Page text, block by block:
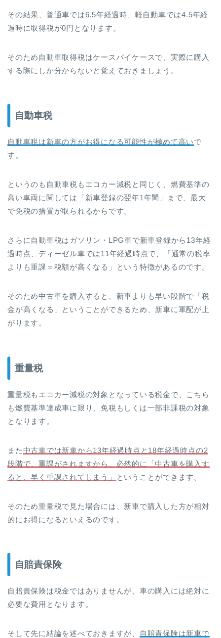
その結果、普通車では6.5年経過時、軽自動車では4.5年経
過時に取得税が0円となります。
そのため自動車取得税はケースバイケースで、実際に購入
する際にしか分からないと覚えておきましょう。
自動車税
自動車税は新車の方がお得になる可能性が極めて高いで
す。
というのも自動車税もエコカー減税と同じく、燃費基準の
高い車両に関しては「新車登録の翌年1年間」まで、最大
で免税の措置が取られるからです。
さらに自動車税はガソリン・LPG車で新車登録から13年経
過時点、ディーゼル車では11年経過時点で、「通常の税率
よりも重課＝税額が高くなる」という特徴があるのです。
そのため中古車を購入すると、新車よりも早い段階で「税
金が高くなる」ということができるため、新車に軍配が上
がります。
重量税
重量税もエコカー減税の対象となっている税金で、こちら
も燃費基準達成車に限り、免税もしくは一部非課税の対象
となります。
また中古車では新車から13年経過時点と18年経過時点の2
段階で、重課がされますから、必然的に「中古車を購入す
ると、早く重課されてしまう」
ということができます。
そのため重量税で見た場合には、新車で購入した方が相対
的にお得になるといえるのです。
自賠責保険
自賠責保険は税金ではありませんが、車の購入には絶対に
必要な費用となります。
そして先に結論を述べておきますが、 自賠責保険は新車で